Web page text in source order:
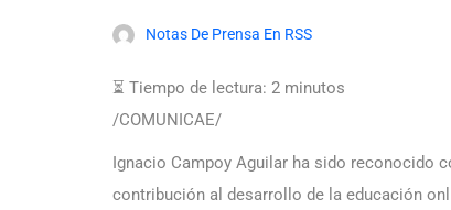
Notas De Prensa En RSS
⏳ Tiempo de lectura: 2 minutos
/COMUNICAE/
Ignacio Campoy Aguilar ha sido reconocido
contribución al desarrollo de la educación